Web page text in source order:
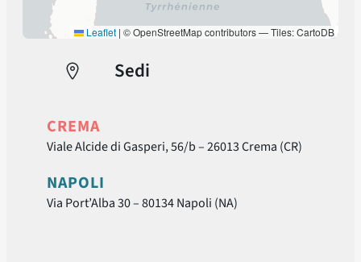
Leaflet | © OpenStreetMap contributors — Tiles: CartoDB
Sedi
CREMA
Viale Alcide di Gasperi, 56/b – 26013 Crema (CR)
NAPOLI
Via Port’Alba 30 – 80134 Napoli (NA)